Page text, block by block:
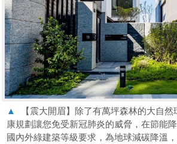
▲
【震大開眉】除了有萬坪森林的大自
康規劃讓您免受新冠肺炎的威脅，在節能
國內外綠建築等級要求，為地球減碳降溫